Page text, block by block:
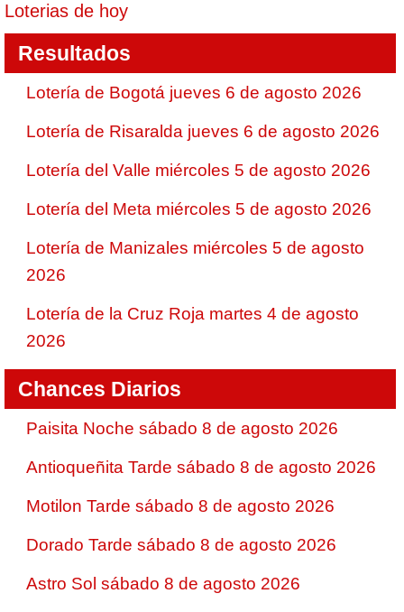
Loterias de hoy
Resultados
Lotería de Bogotá jueves 6 de agosto 2026
Lotería de Risaralda jueves 6 de agosto 2026
Lotería del Valle miércoles 5 de agosto 2026
Lotería del Meta miércoles 5 de agosto 2026
Lotería de Manizales miércoles 5 de agosto
2026
Lotería de la Cruz Roja martes 4 de agosto
2026
Chances Diarios
Paisita Noche sábado 8 de agosto 2026
Antioqueñita Tarde sábado 8 de agosto 2026
Motilon Tarde sábado 8 de agosto 2026
Dorado Tarde sábado 8 de agosto 2026
Astro Sol sábado 8 de agosto 2026